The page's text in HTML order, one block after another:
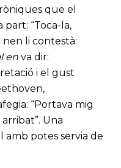
que el
“Toca-la,
nen li contestà:
enva dir:
i el gust
“Portava mig
Una
amb potes servia de